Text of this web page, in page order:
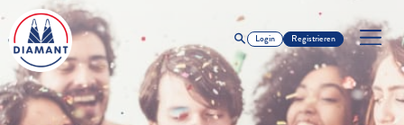
Login Registrieren